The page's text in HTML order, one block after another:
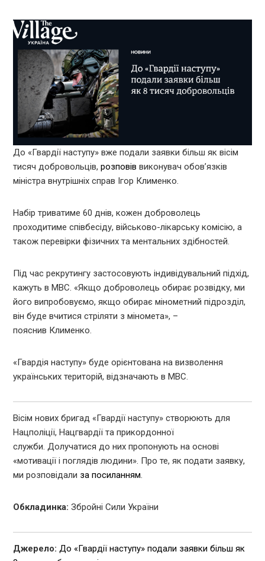
До «Гвардії наступу» вже подали заявки більш як вісім
тисяч добровольців,розповів виконувач обов’язків
міністра внутрішніх справ Ігор Клименко.
Набір триватиме 60 днів, кожен доброволець
проходитиме співбесіду, військово-лікарську комісію, а
також перевірки фізичних та ментальних здібностей.
Під час рекрутингу застосовують індивідувальний підхід,
кажуть в МВС. «Якщо доброволець обирає розвідку, ми
його випробовуємо, якщо обирає мінометний підрозділ,
він буде вчитися стріляти з міномета», –
пояснив Клименко.
«Гвардія наступу» буде орієнтована на визволення
українських територій, відзначають в МВС.
Вісім нових бригад «Гвардії наступу» створюють для
Нацполіції, Нацгвардії та прикордонної
служби.Долучатися до них пропонують на основі
«мотивації і поглядів людини». Про те, як подати заявку,
ми розповідали за посиланням.
Обкладинка:Збройні Сили України
Джерело: До «Гвардії наступу» подали заявки більш як